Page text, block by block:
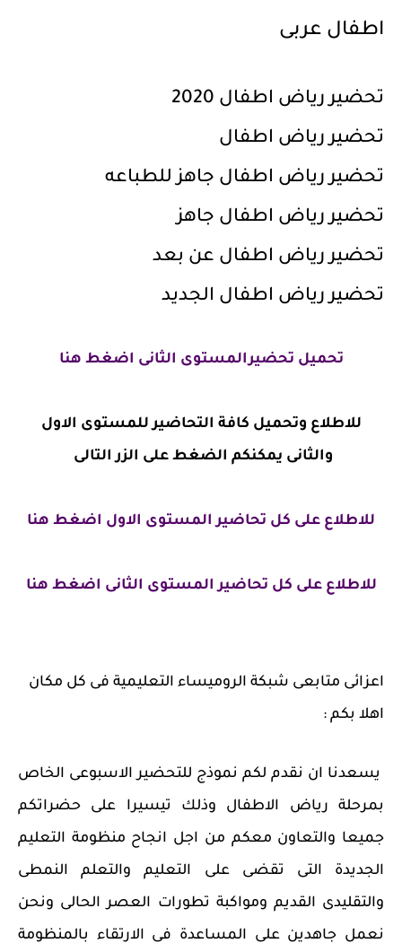
اطفال عربى
تحضير رياض اطفال 2020
تحضير رياض اطفال
تحضير رياض اطفال جاهز للطباعه
تحضير رياض اطفال جاهز
تحضير رياض اطفال عن بعد
تحضير رياض اطفال الجديد
تحميل تحضيرالمستوى الثانى اضغط هنا
للاطلاع وتحميل كافة التحاضير للمستوى الاول
والثانى يمكنكم الضغط على الزر التالى
للاطلاع على كل تحاضير المستوى الاول اضغط هنا
للاطلاع على كل تحاضير المستوى الثانى اضغط هنا
اعزائى متابعى شبكة الروميساء التعليمية فى كل مكان
اهلا بكم :
يسعدنا ان نقدم لكم نموذج للتحضير الاسبوعى الخاص
بمرحلة رياض الاطفال وذلك تيسيرا على حضراتكم
جميعا والتعاون معكم من اجل انجاح منظومة التعليم
الجديدة التى تقضى على التعليم والتعلم النمطى
والتقليدى القديم ومواكبة تطورات العصر الحالى ونحن
نعمل جاهدين على المساعدة فى الارتقاء بالمنظومة